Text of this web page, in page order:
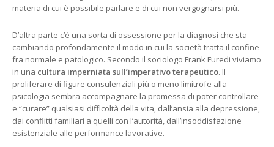
materia di cui è possibile parlare e di cui non vergognarsi più.
D’altra parte c’è una sorta di ossessione per la diagnosi che sta
cambiando profondamente il modo in cui la società tratta il confine
fra normale e patologico. Secondo il sociologo Frank Furedi viviamo
in una cultura imperniata sull’imperativo terapeutico. Il
proliferare di figure consulenziali più o meno limitrofe alla
psicologia sembra accompagnare la promessa di poter controllare
e “curare” qualsiasi difficoltà della vita, dall’ansia alla depressione,
dai conflitti familiari a quelli con l’autorità, dall’insoddisfazione
esistenziale alle performance lavorative.